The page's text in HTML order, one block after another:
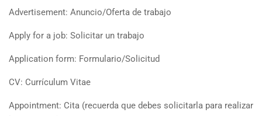
Advertisement: Anuncio/Oferta de trabajo
Apply for a job: Solicitar un trabajo
Application form: Formulario/Solicitud
CV: Currículum Vitae
Appointment: Cita (recuerda que debes solicitarla para realizar